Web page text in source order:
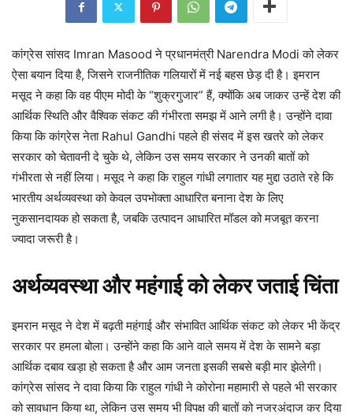
कांग्रेस सांसद Imran Masood ने प्रधानमंत्री Narendra Modi को लेकर
ऐसा बयान दिया है, जिसने राजनीतिक गलियारों में नई बहस छेड़ दी है। इमरान
मसूद ने कहा कि वह पीएम मोदी के “शुक्रगुजार” हैं, क्योंकि अब जाकर उन्हें देश की
आर्थिक स्थिति और वैश्विक संकट की गंभीरता समझ में आने लगी है। उन्होंने दावा
किया कि कांग्रेस नेता Rahul Gandhi पहले ही संसद में इस खतरे को लेकर
सरकार को चेतावनी दे चुके थे, लेकिन उस समय सरकार ने उनकी बातों को
गंभीरता से नहीं लिया। मसूद ने कहा कि राहुल गांधी लगातार यह मुद्दा उठाते रहे कि
भारतीय अर्थव्यवस्था को केवल उपभोक्ता आधारित बनाना देश के लिए
नुकसानदायक हो सकता है, जबकि उत्पादन आधारित मॉडल को मजबूत करना
ज्यादा जरूरी है।
अर्थव्यवस्था और महंगाई को लेकर जताई चिंता
इमरान मसूद ने देश में बढ़ती महंगाई और संभावित आर्थिक संकट को लेकर भी केंद्र
सरकार पर हमला बोला। उन्होंने कहा कि आने वाले समय में देश के सामने बड़ा
आर्थिक दबाव खड़ा हो सकता है और आम जनता इसकी सबसे बड़ी मार झेलेगी।
कांग्रेस सांसद ने दावा किया कि राहुल गांधी ने कोरोना महामारी से पहले भी सरकार
को सावधान किया था, लेकिन उस समय भी विपक्ष की बातों को नजरअंदाज कर दिया